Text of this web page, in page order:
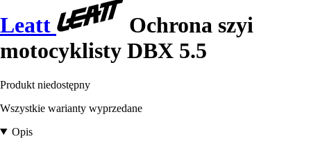
Leatt
Ochrona szyi
motocyklisty DBX 5.5
Produkt niedostępny
Wszystkie warianty wyprzedane
Opis